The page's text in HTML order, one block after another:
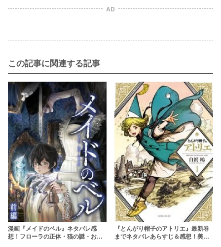
AD
この記事に関連する記事
漫画『メイドのベル』ネタバレ感
想！フローラの正体・猫の謎・お嬢
『とんがり帽子のアトリエ』最新巻
までネタバレあらすじ＆感想！美し